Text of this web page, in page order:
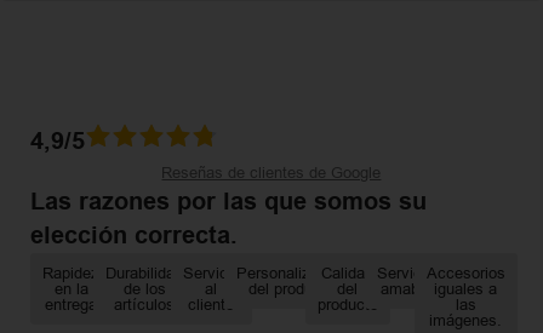
4,9/5
Reseñas de clientes de Google
Las razones por las que somos su
elección correcta.
Rapidez
en la
entrega
Durabilidad
de los
artículos
Servicio
al
cliente
Personalización
del producto
Calidad
del
producto
Servicio
amable
Accesorios
iguales a
las
imágenes.